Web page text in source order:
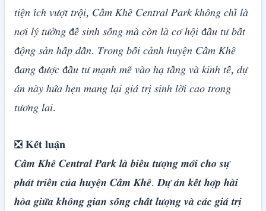
𝑡𝑖𝑒̣̂𝑛 𝑖́𝑐ℎ 𝑣𝑢̛𝑜̛̣𝑡 𝑡𝑟𝑜̣̂𝑖, 𝐶𝑎̂̉𝑚 𝐾ℎ𝑒̂ 𝐶𝑒𝑛𝑡𝑟𝑎𝑙 𝑃𝑎𝑟𝑘 𝑘ℎ𝑜̂𝑛𝑔 𝑐ℎ𝑖̉ 𝑙𝑎̀
𝑛𝑜̛𝑖 𝑙𝑦́ 𝑡𝑢̛𝑜̛̉𝑛𝑔 đ𝑒̂̉ 𝑠𝑖𝑛ℎ 𝑠𝑜̂́𝑛𝑔 𝑚𝑎̀ 𝑐𝑜̀𝑛 𝑙𝑎̀ 𝑐𝑜̛ ℎ𝑜̣̂𝑖 đ𝑎̂̀𝑢 𝑡𝑢̛ 𝑏𝑎̂́𝑡
đ𝑜̣̂𝑛𝑔 𝑠𝑎̉𝑛 ℎ𝑎̂́𝑝 𝑑𝑎̂̃𝑛. 𝑇𝑟𝑜𝑛𝑔 𝑏𝑜̂́𝑖 𝑐𝑎̉𝑛ℎ ℎ𝑢𝑦𝑒̣̂𝑛 𝐶𝑎̂̉𝑚 𝐾ℎ𝑒̂
đ𝑎𝑛𝑔 đ𝑢̛𝑜̛̣𝑐 đ𝑎̂̀𝑢 𝑡𝑢̛ 𝑚𝑎̣𝑛ℎ 𝑚𝑒̃ 𝑣𝑎̀𝑜 ℎ𝑎̣ 𝑡𝑎̂̀𝑛𝑔 𝑣𝑎̀ 𝑘𝑖𝑛ℎ 𝑡𝑒̂́, 𝑑𝑢̛̣
𝑎́𝑛 𝑛𝑎̀𝑦 ℎ𝑢̛́𝑎 ℎ𝑒̣𝑛 𝑚𝑎𝑛𝑔 𝑙𝑎̣𝑖 𝑔𝑖𝑎́ 𝑡𝑟𝑖̣ 𝑠𝑖𝑛ℎ 𝑙𝑜̛̀𝑖 𝑐𝑎𝑜 𝑡𝑟𝑜𝑛𝑔
𝑡𝑢̛𝑜̛𝑛𝑔 𝑙𝑎𝑖.
❎ 𝐊𝐞̂́𝐭 𝐥𝐮𝐚̣̂𝐧
𝑪𝒂̂̉𝒎 𝑲𝒉𝒆̂ 𝑪𝒆𝒏𝒕𝒓𝒂𝒍 𝑷𝒂𝒓𝒌 𝒍𝒂̀ 𝒃𝒊𝒆̂̉𝒖 𝒕𝒖̛𝒐̛̣𝒏𝒈 𝒎𝒐̛́𝒊 𝒄𝒉𝒐 𝒔𝒖̛̣
𝒑𝒉𝒂́𝒕 𝒕𝒓𝒊𝒆̂̉𝒏 𝒄𝒖̉𝒂 𝒉𝒖𝒚𝒆̣̂𝒏 𝑪𝒂̂̉𝒎 𝑲𝒉𝒆̂. 𝑫𝒖̛̣ 𝒂́𝒏 𝒌𝒆̂́𝒕 𝒉𝒐̛̣𝒑 𝒉𝒂̀𝒊
𝒉𝒐̀𝒂 𝒈𝒊𝒖̛̃𝒂 𝒌𝒉𝒐̂𝒏𝒈 𝒈𝒊𝒂𝒏 𝒔𝒐̂́𝒏𝒈 𝒄𝒉𝒂̂́𝒕 𝒍𝒖̛𝒐̛̣𝒏𝒈 𝒗𝒂̀ 𝒄𝒂́𝒄 𝒈𝒊𝒂́ 𝒕𝒓𝒊̣